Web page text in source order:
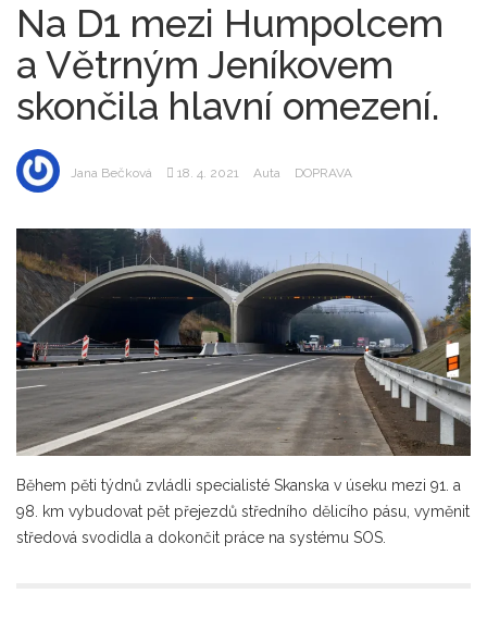
Na D1 mezi Humpolcem
a Větrným Jeníkovem
skončila hlavní omezení.
Jana Bečková 18. 4. 2021 Auta DOPRAVA
Během pěti týdnů zvládli specialisté Skanska v úseku mezi 91. a
98. km vybudovat pět přejezdů středního dělicího pásu, vyměnit
středová svodidla a dokončit práce na systému SOS.